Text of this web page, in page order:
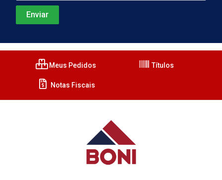
Meus Pedidos Títulos
Notas Fiscais